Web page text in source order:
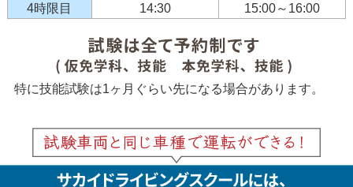
4時限目
14:30 15:00～16:00
特に技能試験は1ヶ月ぐらい先になる場合があります。